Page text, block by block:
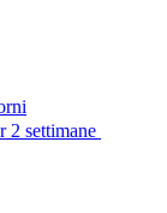
2 settimane